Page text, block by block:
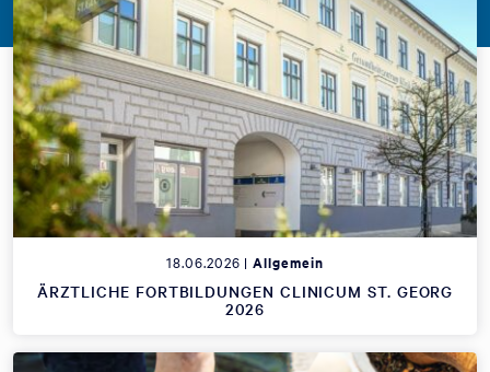
18.06.2026 |Allgemein
ÄRZTLICHE FORTBILDUNGEN CLINICUM ST. GEORG
2026